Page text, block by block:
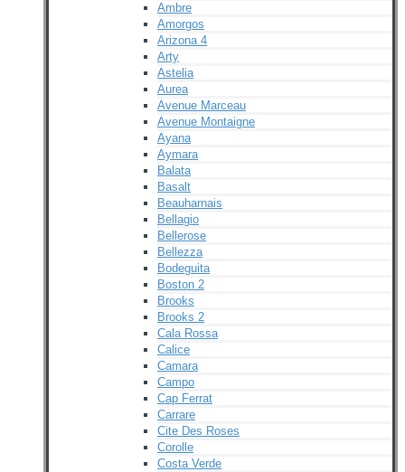
Ambre
Amorgos
Arizona 4
Arty
Astelia
Aurea
Avenue Marceau
Avenue Montaigne
Ayana
Aymara
Balata
Basalt
Beauharnais
Bellagio
Bellerose
Bellezza
Bodeguita
Boston 2
Brooks
Brooks 2
Cala Rossa
Calice
Camara
Campo
Cap Ferrat
Carrare
Cite Des Roses
Corolle
Costa Verde